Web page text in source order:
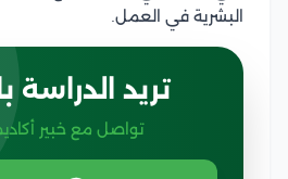
البشرية في العمل.
تريد الدراسة
تواصل مع خبير